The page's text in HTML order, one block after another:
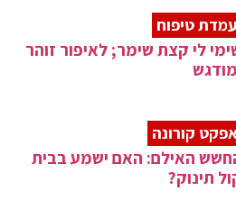
עמדת טיפוח
לי קצת שימר; לאיפור זוהר
קורונה
האילם: האם ישמע בבית
תינוק?